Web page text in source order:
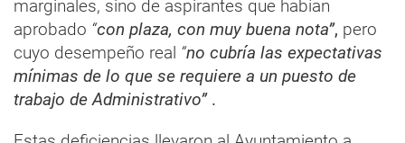
marginales, sino de aspirantes que habían
aprobado “con plaza, con muy buena nota”, pero
cuyo desempeño real “no cubría las expectativas
mínimas de lo que se requiere a un puesto de
trabajo de Administrativo”.